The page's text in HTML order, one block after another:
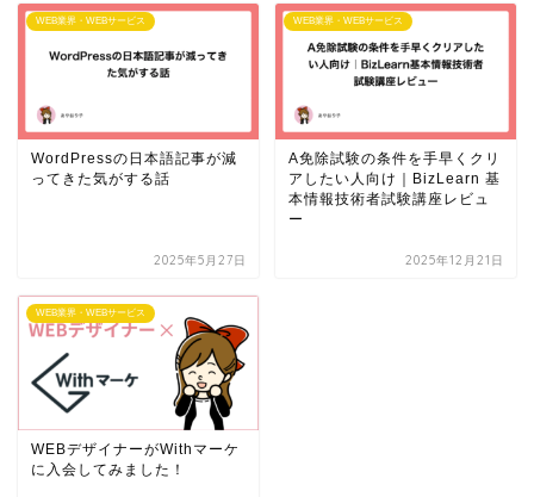
WEB業界・WEBサービス
WordPressの日本語記事が減
ってきた気がする話
2025年5月27日
WEB業界・WEBサービス
A免除試験の条件を手早くクリ
アしたい人向け｜BizLearn 基
本情報技術者試験講座レビュ
ー
2025年12月21日
WEB業界・WEBサービス
WEBデザイナーがWithマーケ
に入会してみました！